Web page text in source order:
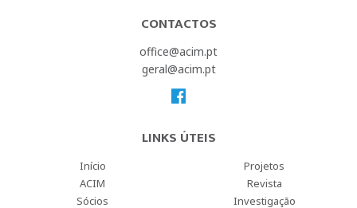
CONTACTOS
office@acim.pt
geral@acim.pt
LINKS ÚTEIS
Início
ACIM
Sócios
Projetos
Revista
Investigação